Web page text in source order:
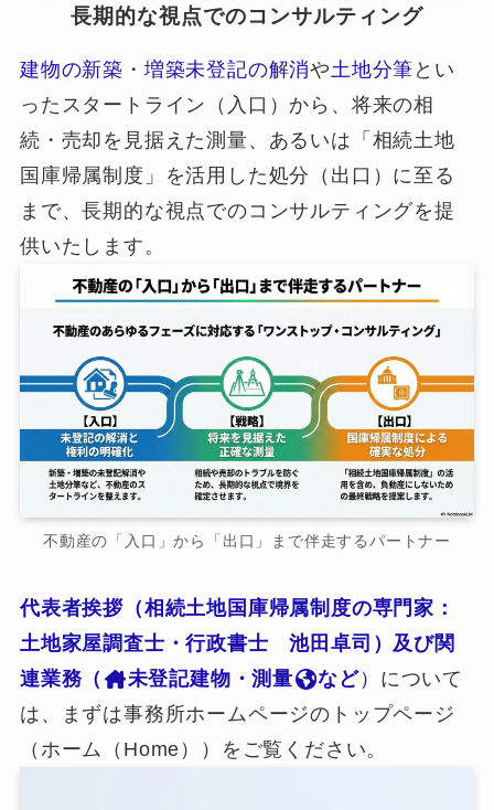
長期的な視点でのコンサルティング
建物の新築 ・ 増築未登記の解消や 土地分筆 とい
ったスタートライン（入口）から、将来の相
続・売却を見据えた測量、あるいは「相続土地
国庫帰属制度」を活用した処分（出口）に至る
まで、長期的な視点でのコンサルティングを提
供いたします。
不動産の「入口」から「出口」まで伴走するパートナー
代表者挨拶（相続土地国庫帰属制度の専門家：
土地家屋調査士・行政書士 池田卓司）及び関
連業務（
未登記建物・測量 など） について
は、まずは事務所ホームページのトップページ
（ホーム（Home））をご覧ください。